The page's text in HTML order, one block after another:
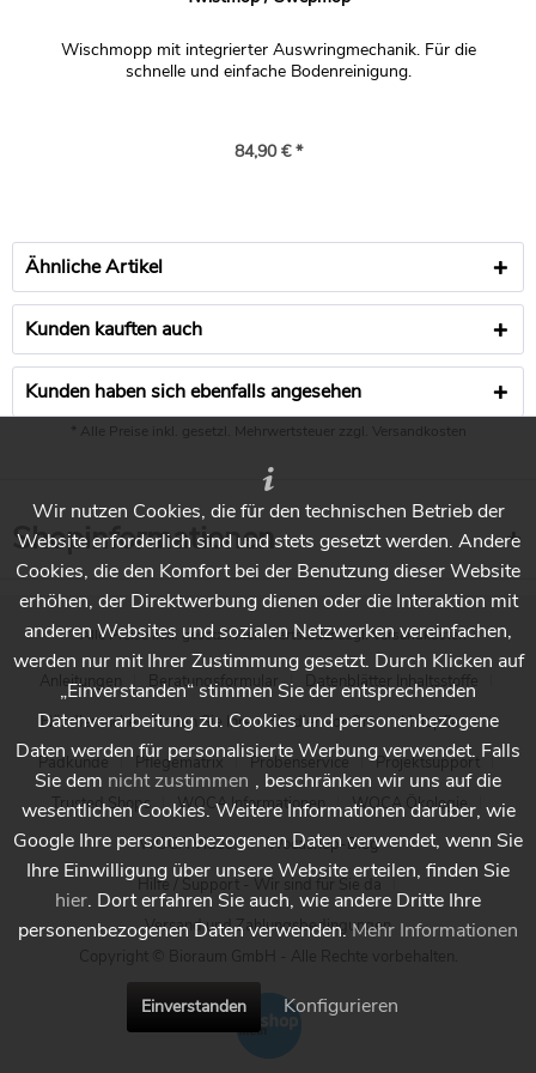
Wischmopp mit integrierter Auswringmechanik. Für die
schnelle und einfache Bodenreinigung.
84,90 € *
Ähnliche Artikel
Kunden kauften auch
Kunden haben sich ebenfalls angesehen
* Alle Preise inkl. gesetzl. Mehrwertsteuer zzgl. Versandkosten
Shopinformationen
* Alle Preise inkl. gesetzl. Mehrwertsteuer zzgl.Versandkosten
Anleitungen Beratungsformular
Datenblätter Inhaltsstoffe
Händlersuche - Finden Sie Ihren Händler vor Ort
Holzpflege
Padkunde
Pflegematrix Probenservice
Projektsupport
Trusted Shops
WOCA Informationen
WOCA Ökologie
WOCA Videos
Wocashop-Blog
Hilfe / Support - Wir sind für Sie da
Versand und Zahlungsbedingungen
Wir nutzen Cookies, die für den technischen Betrieb der
Website erforderlich sind und stets gesetzt werden. Andere
Cookies, die den Komfort bei der Benutzung dieser Website
erhöhen, der Direktwerbung dienen oder die Interaktion mit
anderen Websites und sozialen Netzwerken vereinfachen,
werden nur mit Ihrer Zustimmung gesetzt. Durch Klicken auf
„Einverstanden“ stimmen Sie der entsprechenden
Datenverarbeitung zu. Cookies und personenbezogene
Daten werden für personalisierte Werbung verwendet. Falls
Sie dem nicht zustimmen , beschränken wir uns auf die
wesentlichen Cookies. Weitere Informationen darüber, wie
Google Ihre personenbezogenen Daten verwendet, wenn Sie
Ihre Einwilligung über unsere Website erteilen, finden Sie
hier. Dort erfahren Sie auch, wie andere Dritte Ihre
personenbezogenen Daten verwenden. Mehr Informationen
Einverstanden Konfigurieren